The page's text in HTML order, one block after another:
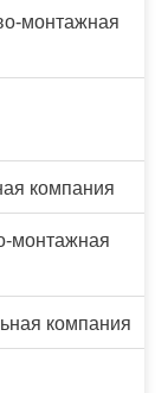
монтажная
компания
монтажная
компания